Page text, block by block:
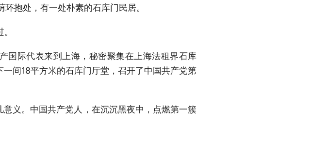
抱处，有一处朴素的石库门民居。
际代表来到上海，秘密聚集在上海法租界石库
间18平方米的石库门厅堂，召开了中国共产党第
义。中国共产党人，在沉沉黑夜中，点燃第一簇